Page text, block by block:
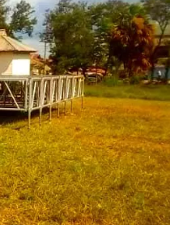
de embalaje para
para eventos de